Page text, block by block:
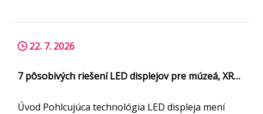
22. 7. 2026
7 pôsobivých riešení LED displejov pre múzeá, XR
Úvod Pohlcujúca technológia LED displeja mení